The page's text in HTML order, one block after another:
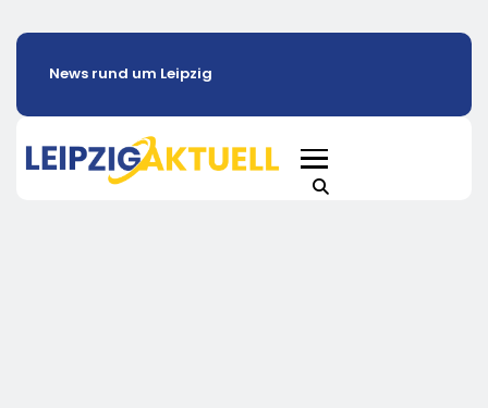
News rund um Leipzig